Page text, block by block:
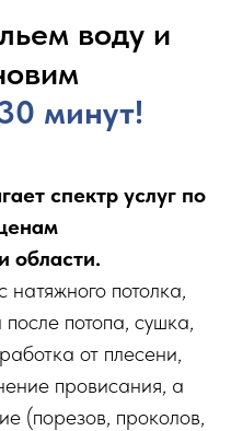
воду и
минут!
спектр услуг по
области.
потолка,
потопа, сушка,
от плесени,
провисания, а
(порезов, проколов,